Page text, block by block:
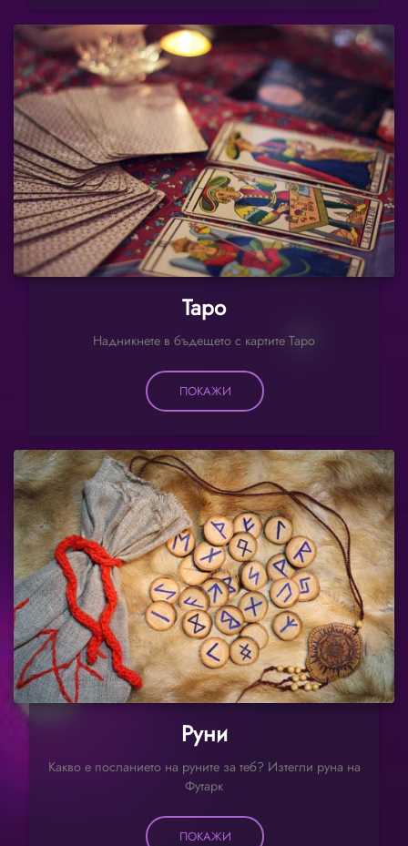
Таро
Надникнете в бъдещето с картите Таро
ПОКАЖИ
Руни
Какво е посланието на руните за теб? Изтегли руна на
Футарк
ПОКАЖИ